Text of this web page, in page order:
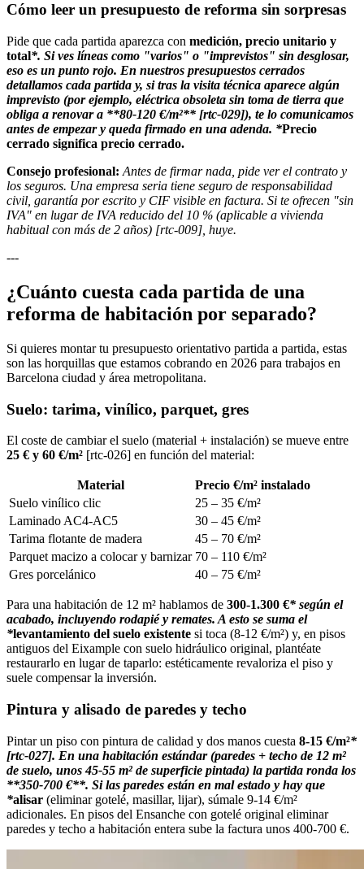
Cómo leer un presupuesto de reforma sin sorpresas
Pide que cada partida aparezca con medición, precio unitario y
total*. Si ves líneas como "varios" o "imprevistos" sin desglosar,
eso es un punto rojo. En nuestros presupuestos cerrados
detallamos cada partida y, si tras la visita técnica aparece algún
imprevisto (por ejemplo, eléctrica obsoleta sin toma de tierra que
obliga a renovar a **80-120 €/m²** [rtc-029]), te lo comunicamos
antes de empezar y queda firmado en una adenda. *Precio
cerrado significa precio cerrado.
Consejo profesional: Antes de firmar nada, pide ver el contrato y
los seguros. Una empresa seria tiene seguro de responsabilidad
civil, garantía por escrito y CIF visible en factura. Si te ofrecen "sin
IVA" en lugar de IVA reducido del 10 % (aplicable a vivienda
habitual con más de 2 años) [rtc-009], huye.
---
¿Cuánto cuesta cada partida de una
reforma de habitación por separado?
Si quieres montar tu presupuesto orientativo partida a partida, estas
son las horquillas que estamos cobrando en 2026 para trabajos en
Barcelona ciudad y área metropolitana.
Suelo: tarima, vinílico, parquet, gres
El coste de cambiar el suelo (material + instalación) se mueve entre
25 € y 60 €/m² [rtc-026] en función del material:
Material
Precio €/m² instalado
Suelo vinílico clic
25 – 35 €/m²
Laminado AC4-AC5
30 – 45 €/m²
Tarima flotante de madera
45 – 70 €/m²
Parquet macizo a colocar y barnizar 70 – 110 €/m²
Gres porcelánico
40 – 75 €/m²
Para una habitación de 12 m² hablamos de 300-1.300 €* según el
acabado, incluyendo rodapié y remates. A esto se suma el
*levantamiento del suelo existente si toca (8-12 €/m²) y, en pisos
antiguos del Eixample con suelo hidráulico original, plantéate
restaurarlo en lugar de taparlo: estéticamente revaloriza el piso y
suele compensar la inversión.
Pintura y alisado de paredes y techo
Pintar un piso con pintura de calidad y dos manos cuesta 8-15 €/m²*
[rtc-027]. En una habitación estándar (paredes + techo de 12 m²
de suelo, unos 45-55 m² de superficie pintada) la partida ronda los
**350-700 €**. Si las paredes están en mal estado y hay que
*alisar (eliminar gotelé, masillar, lijar), súmale 9-14 €/m²
adicionales. En pisos del Ensanche con gotelé original eliminar
paredes y techo a habitación entera sube la factura unos 400-700 €.